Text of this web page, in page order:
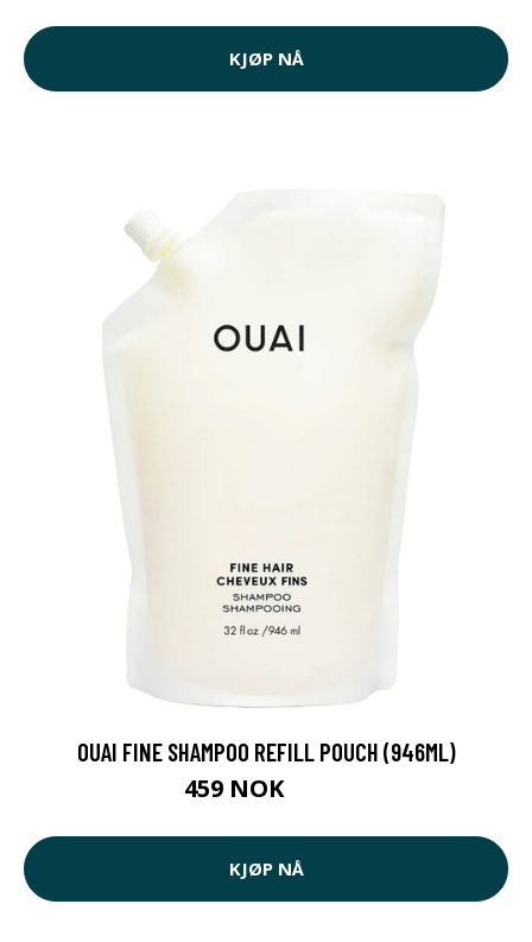
KJØP NÅ
OUAI FINE SHAMPOO REFILL POUCH (946ML)
459 NOK
KJØP NÅ